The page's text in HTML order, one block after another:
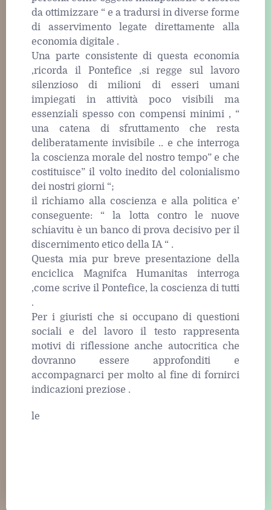
da ottimizzare “ e a tradursi in diverse forme
di asservimento legate direttamente alla
economia digitale .
Una parte consistente di questa economia
,ricorda il Pontefice ,si regge sul lavoro
silenzioso di milioni di esseri umani
impiegati in attività poco visibili ma
essenziali spesso con compensi minimi , “
una catena di sfruttamento che resta
deliberatamente invisibile .. e che interroga
la coscienza morale del nostro tempo” e che
costituisce” il volto inedito del colonialismo
dei nostri giorni “;
il richiamo alla coscienza e alla politica e’
conseguente: “ la lotta contro le nuove
schiavitu è un banco di prova decisivo per il
discernimento etico della IA “ .
Questa mia pur breve presentazione della
enciclica Magnifca Humanitas interroga
,come scrive il Pontefice, la coscienza di tutti
.
Per i giuristi che si occupano di questioni
sociali e del lavoro il testo rappresenta
motivi di riflessione anche autocritica che
dovranno essere approfonditi e
accompagnarci per molto al fine di fornirci
indicazioni preziose .
le